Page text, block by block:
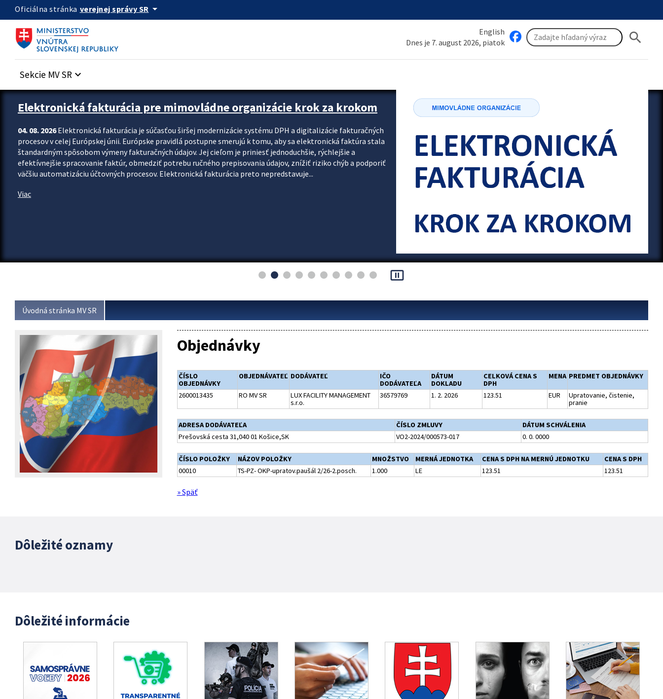
Preskocit na hlavný obsah
Oficiálna stránka verejnej správy SR arrow_drop_down
English
Dnes je 7. august 2026, piatok
search
Sekcie MV SR keyboard_arrow_down
Zastavit automatický posun upútavok
Elektronická fakturácia pre mimovládne organizácie krok za krokom
04. 08. 2026Elektronická fakturácia je súčasťou širšej modernizácie systému DPH a digitalizácie fakturačných
procesov v celej Európskej únii. Európske pravidlá postupne smerujú k tomu, aby sa elektronická faktúra stala
štandardným spôsobom výmeny fakturačných údajov. Jej cieľom je priniesť jednoduchšie, rýchlejšie a
efektívnejšie spracovanie faktúr, obmedziť potrebu ručného prepisovania údajov, znížiť riziko chýb a podporiť
väčšiu automatizáciu účtovných procesov. Elektronická fakturácia preto nepredstavuje...
Viac
pause_presentation
Úvodná stránka MV SR
Objednávky
ČÍSLO
OBJEDNÁVKY
OBJEDNÁVATEĽ DODÁVATEĽ
IČO
DODÁVATEĽA
DÁTUM
DOKLADU
CELKOVÁ CENA S
DPH
MENA PREDMET OBJEDNÁVKY
2600013435 RO MV SR
LUX FACILITY MANAGEMENT
s.r.o.
36579769 1. 2. 2026 123.51 EUR
Upratovanie, čistenie,
pranie
ADRESA DODÁVATEĽA ČÍSLO ZMLUVY
DÁTUM SCHVÁLENIA
Prešovská cesta 31,040 01 Košice,SK
VO2-2024/000573-017 0. 0. 0000
ČÍSLO POLOŽKY NÁZOV POLOŽKY MNOŽSTVO MERNÁ JEDNOTKA CENA S DPH NA MERNÚ JEDNOTKU
CENA S DPH
00010
TS-PZ- OKP-upratov.paušál 2/26-2.posch. 1.000 LE 123.51 123.51
» Späť
Dôležité oznamy
Dôležité informácie